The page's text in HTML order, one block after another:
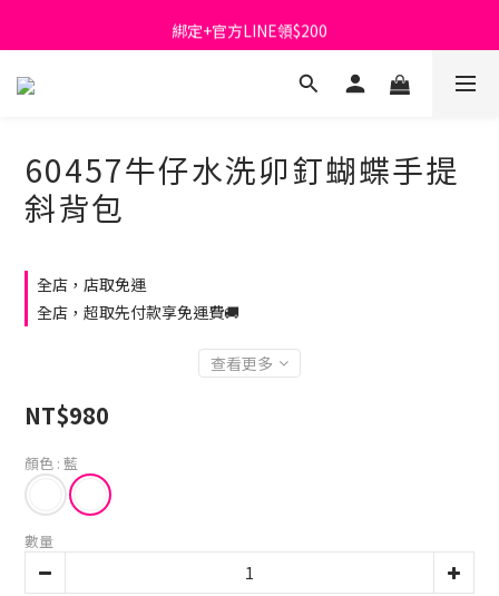
首購免運費🚚
綁定+官方LINE領$200
出清特價_買一送一
60457牛仔水洗卯釘蝴蝶手提
斜背包
全店，店取免運
全店，超取先付款享免運費🚚
查看更多
NT$980
顏色 : 藍
數量